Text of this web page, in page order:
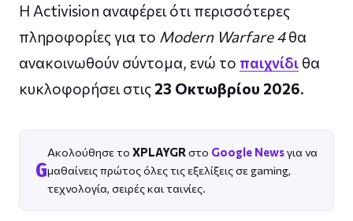
Η Activision αναφέρει ότι περισσότερες
πληροφορίες για το Modern Warfare 4θα
ανακοινωθούν σύντομα, ενώ το παιχνίδι θα
κυκλοφορήσει στις 23 Οκτωβρίου 2026.
G
Ακολούθησε το XPLAYGR στο Google Newsγια να
μαθαίνεις πρώτος όλες τις εξελίξεις σε gaming,
τεχνολογία, σειρές και ταινίες.